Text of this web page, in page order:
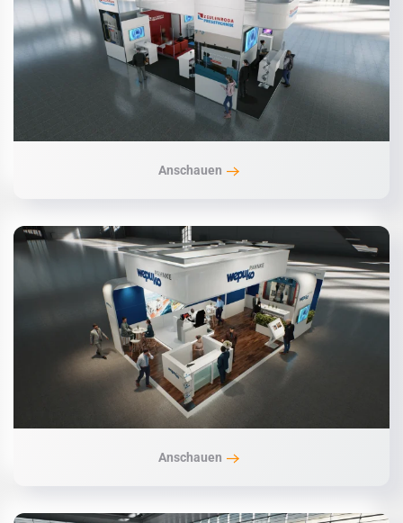
Anschauen
Anschauen